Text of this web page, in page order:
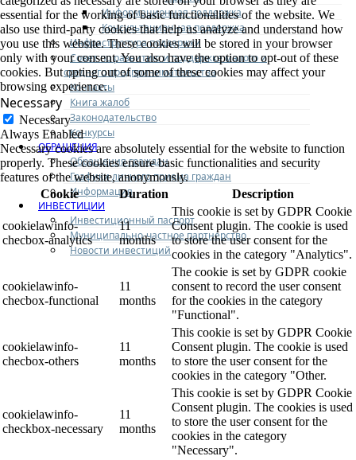
Информационная поддержка
Консультационная поддержка
Инфраструктура поддержки
Совет по развитию и поддержке малого и
среднего предпринимательства
Контакты
Книга жалоб
Законодательство
Конкурсы
ОБРАЩЕНИЯ
Обращения граждан
Графики личного приема граждан
Информация
ИНВЕСТИЦИИ
Инвестиционный паспорт
Муниципально-частное партнерство
Новости инвестиций
essential for the working of basic functionalities of the website. We
also use third-party cookies that help us analyze and understand how
you use this website. These cookies will be stored in your browser
only with your consent. You also have the option to opt-out of these
cookies. But opting out of some of these cookies may affect your
browsing experience.
Necessary
Necessary
Always Enabled
Necessary cookies are absolutely essential for the website to function
properly. These cookies ensure basic functionalities and security
features of the website, anonymously.
Cookie
Duration Description
cookielawinfo-
checbox-analytics
11
months
This cookie is set by GDPR Cookie
Consent plugin. The cookie is used
to store the user consent for the
cookies in the category "Analytics".
cookielawinfo-
checbox-functional
11
months
The cookie is set by GDPR cookie
consent to record the user consent
for the cookies in the category
"Functional".
cookielawinfo-
checbox-others
11
months
This cookie is set by GDPR Cookie
Consent plugin. The cookie is used
to store the user consent for the
cookies in the category "Other.
cookielawinfo-
checkbox-necessary
11
months
This cookie is set by GDPR Cookie
Consent plugin. The cookies is used
to store the user consent for the
cookies in the category
"Necessary".